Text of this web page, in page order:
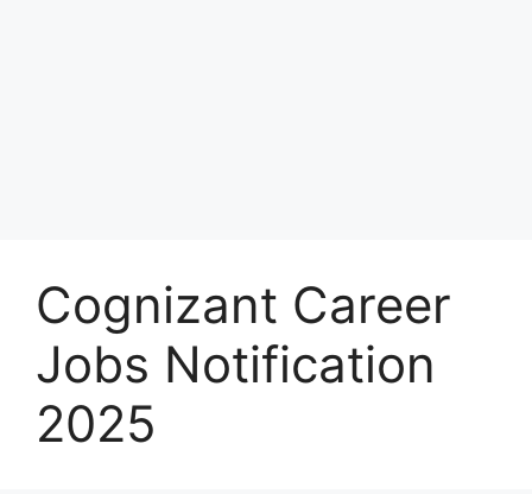
Cognizant Career
Jobs Notification
2025